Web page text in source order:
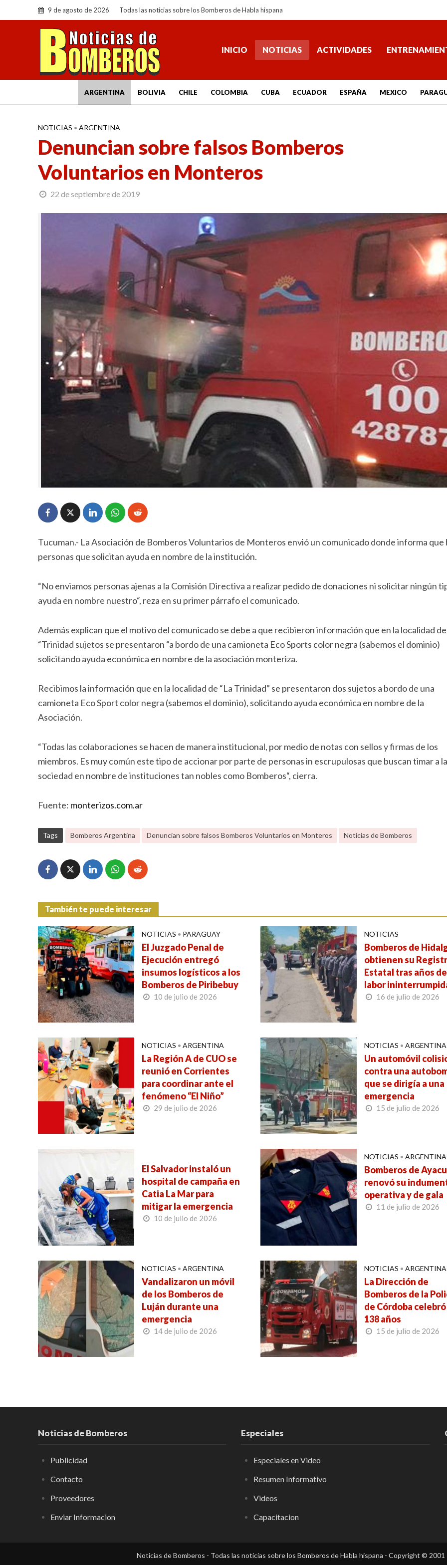
9 de agosto de 2026 Todas las noticias sobre los Bomberos de Habla hispana
INICIO NOTICIAS ACTIVIDADES
ARGENTINA BOLIVIA CHILE COLOMBIA CUBA ECUADOR ESPAÑA MEXICO
NOTICIAS • ARGENTINA
Denuncian sobre falsos Bomberos
Voluntarios en Monteros
22 de septiembre de 2019
Tucuman.- La Asociación de Bomberos Voluntarios de Monteros envió un comunicado donde informa que
personas que solicitan ayuda en nombre de la institución.
“No enviamos personas ajenas a la Comisión Directiva a realizar pedido de donaciones ni solicitar ningún
ayuda en nombre nuestro“, reza en su primer párrafo el comunicado.
Además explican que el motivo del comunicado se debe a que recibieron información que en la localidad de
“Trinidad sujetos se presentaron “a bordo de una camioneta Eco Sports color negra (sabemos el dominio)
solicitando ayuda económica en nombre de la asociación monteriza.
Recibimos la información que en la localidad de “La Trinidad” se presentaron dos sujetos a bordo de una
camioneta Eco Sport color negra (sabemos el dominio), solicitando ayuda económica en nombre de la
Asociación.
“Todas las colaboraciones se hacen de manera institucional, por medio de notas con sellos y firmas de los
miembros. Es muy común este tipo de accionar por parte de personas in escrupulosas que buscan timar a la
sociedad en nombre de instituciones tan nobles como Bomberos“, cierra.
Fuente: monterizos.com.ar
Tags Bomberos Argentina Denuncian sobre falsos Bomberos Voluntarios en Monteros Noticias de Bomberos
También te puede interesar
NOTICIAS • PARAGUAY
El Juzgado Penal de
Ejecución entregó
insumos logísticos a los
Bomberos de Piribebuy
10 de julio de 2026
NOTICIAS
Bomberos de
obtienen su
Estatal tras años de
labor
16 de julio de 2026
NOTICIAS • ARGENTINA
La Región A de CUO se
reunió en Corrientes
para coordinar ante el
fenómeno “El Niño”
29 de julio de 2026
NOTICIAS • ARGENTINA
Un automóvil
contra una
que se dirigía a una
emergencia
15 de julio de 2026
El Salvador instaló un
hospital de campaña en
Catia La Mar para
mitigar la emergencia
10 de julio de 2026
NOTICIAS • ARGENTINA
Bomberos de
renovó su
operativa y de gala
11 de julio de 2026
NOTICIAS • ARGENTINA
Vandalizaron un móvil
de los Bomberos de
Luján durante una
emergencia
14 de julio de 2026
NOTICIAS • ARGENTINA
La Dirección de
Bomberos de la
de Córdoba celebró
138 años
15 de julio de 2026
Noticias de Bomberos
Publicidad
Contacto
Proveedores
Enviar Informacion
Especiales
Especiales en Video
Resumen Informativo
Videos
Capacitacion
Noticias de Bomberos - Todas las noticias sobre los Bomberos de Habla hispana - Copyright © 2001